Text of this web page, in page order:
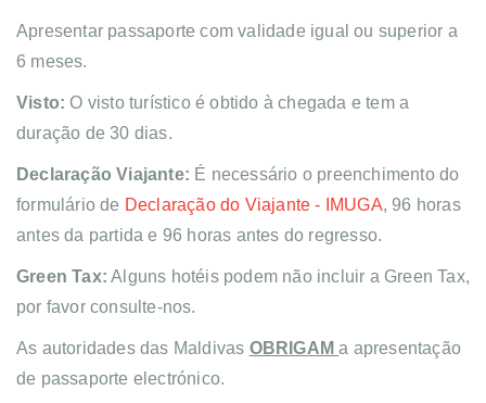
Apresentar passaporte com validade igual ou superior a
6 meses.
Visto:O visto turístico é obtido à chegada e tem a
duração de 30 dias.
Declaração Viajante: É necessário o preenchimento do
formulário de Declaração do Viajante - IMUGA, 96 horas
antes da partida e 96 horas antes do regresso.
Green Tax: Alguns hotéis podem não incluir a Green Tax,
por favor consulte-nos.
As autoridades das Maldivas OBRIGAM a apresentação
de passaporte electrónico.